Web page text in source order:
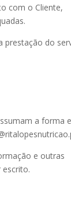
com o Cliente,
prestação do
a forma
e outras